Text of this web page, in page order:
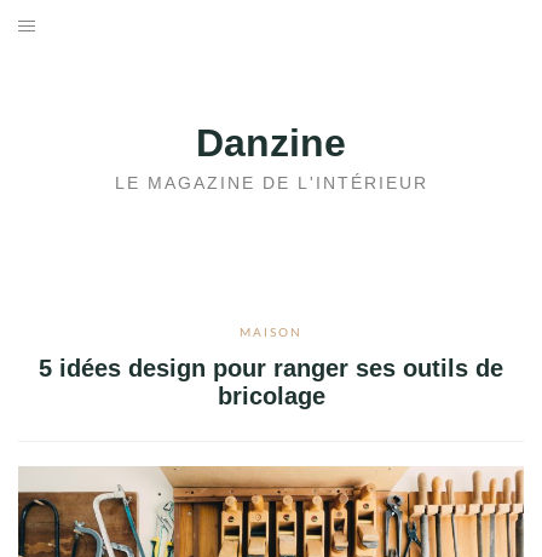
Danzine
LE MAGAZINE DE L'INTÉRIEUR
MAISON
5 idées design pour ranger ses outils de
bricolage